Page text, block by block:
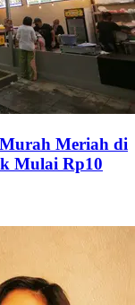
Meriah di
Mulai Rp10